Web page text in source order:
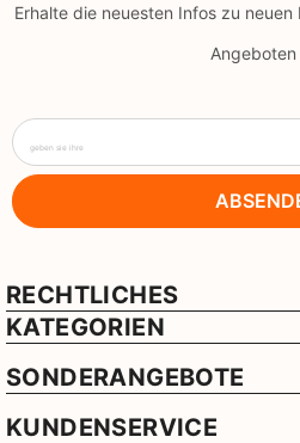
Erhalte die neuesten Infos zu
geben sie ihre
RECHTLICHES
KATEGORIEN
SONDERANGEBOTE
KUNDENSERVICE